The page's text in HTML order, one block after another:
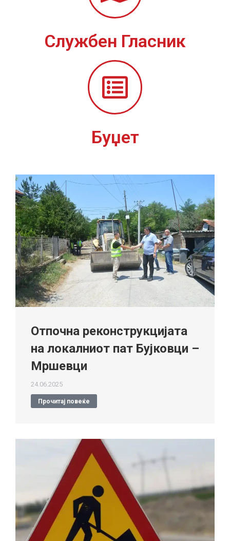
Службен Гласник
Буџет
Отпочна реконструкцијата
на локалниот пат Бујковци –
Мршевци
24.06.2025
Прочитај повеќе